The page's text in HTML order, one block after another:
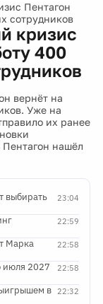
Пентагон
сотрудников
кризис
400
вернёт на
Уже на
их ранее
Пентагон нашёл
23:04
выбирать
22:59
22:58
Марка
22:58
июля 2027
22:32
в